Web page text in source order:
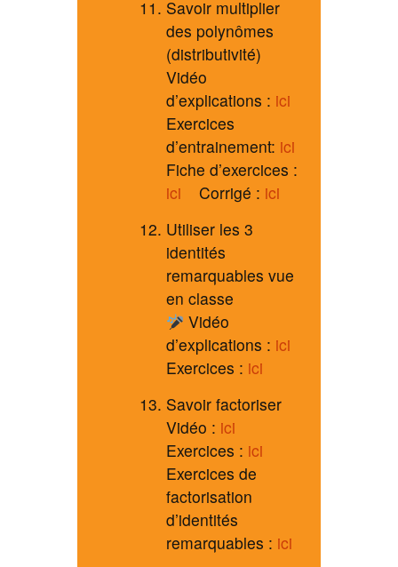
Savoir multiplier
des polynômes
(distributivité)
Vidéo
d’explications : ici
Exercices
d’entrainement: ici
Fiche d’exercices :
ici Corrigé : ici
Utiliser les 3
identités
remarquables vue
en classe
Vidéo
d’explications : ici
Exercices : ici
Savoir factoriser
Vidéo : ici
Exercices : ici
Exercices de
factorisation
d’identités
remarquables : ici